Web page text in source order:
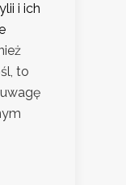
i ich
to